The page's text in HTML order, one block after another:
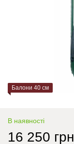
Балони 40 см
В наявності
16 250 грн